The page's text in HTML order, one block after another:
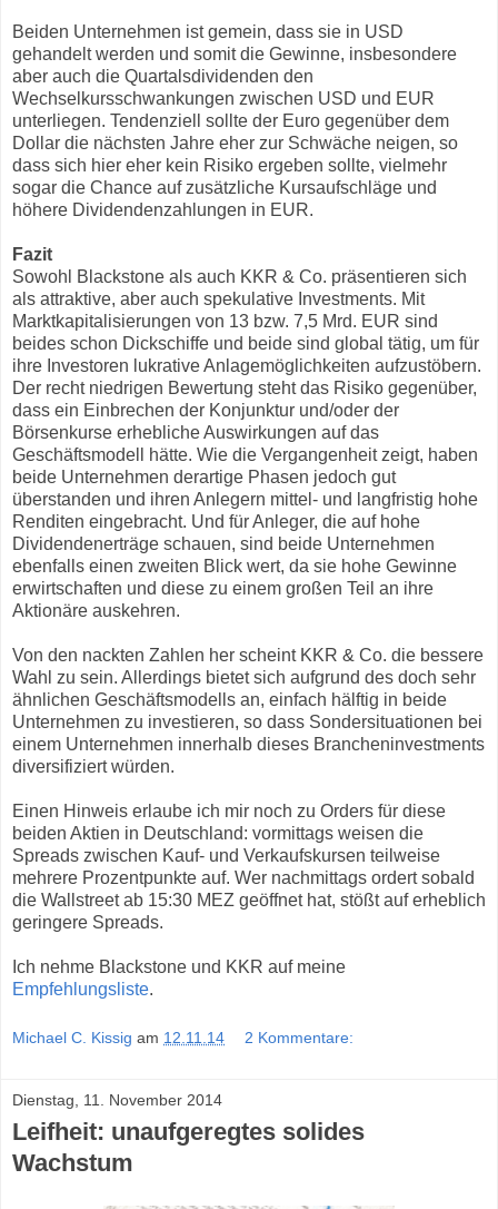
Beiden Unternehmen ist gemein, dass sie in USD
gehandelt werden und somit die Gewinne, insbesondere
aber auch die Quartalsdividenden den
Wechselkursschwankungen zwischen USD und EUR
unterliegen. Tendenziell sollte der Euro gegenüber dem
Dollar die nächsten Jahre eher zur Schwäche neigen, so
dass sich hier eher kein Risiko ergeben sollte, vielmehr
sogar die Chance auf zusätzliche Kursaufschläge und
höhere Dividendenzahlungen in EUR.
Fazit
Sowohl Blackstone als auch KKR & Co. präsentieren sich
als attraktive, aber auch spekulative Investments. Mit
Marktkapitalisierungen von 13 bzw. 7,5 Mrd. EUR sind
beides schon Dickschiffe und beide sind global tätig, um für
ihre Investoren lukrative Anlagemöglichkeiten aufzustöbern.
Der recht niedrigen Bewertung steht das Risiko gegenüber,
dass ein Einbrechen der Konjunktur und/oder der
Börsenkurse erhebliche Auswirkungen auf das
Geschäftsmodell hätte. Wie die Vergangenheit zeigt, haben
beide Unternehmen derartige Phasen jedoch gut
überstanden und ihren Anlegern mittel- und langfristig hohe
Renditen eingebracht. Und für Anleger, die auf hohe
Dividendenerträge schauen, sind beide Unternehmen
ebenfalls einen zweiten Blick wert, da sie hohe Gewinne
erwirtschaften und diese zu einem großen Teil an ihre
Aktionäre auskehren.
Von den nackten Zahlen her scheint KKR & Co. die bessere
Wahl zu sein. Allerdings bietet sich aufgrund des doch sehr
ähnlichen Geschäftsmodells an, einfach hälftig in beide
Unternehmen zu investieren, so dass Sondersituationen bei
einem Unternehmen innerhalb dieses Brancheninvestments
diversifiziert würden.
Einen Hinweis erlaube ich mir noch zu Orders für diese
beiden Aktien in Deutschland: vormittags weisen die
Spreads zwischen Kauf- und Verkaufskursen teilweise
mehrere Prozentpunkte auf. Wer nachmittags ordert sobald
die Wallstreet ab 15:30 MEZ geöffnet hat, stößt auf erheblich
geringere Spreads.
Ich nehme Blackstone und KKR auf meine
Empfehlungsliste.
Michael C. Kissig am 12.11.14 2 Kommentare:
Dienstag, 11. November 2014
Leifheit: unaufgeregtes solides
Wachstum